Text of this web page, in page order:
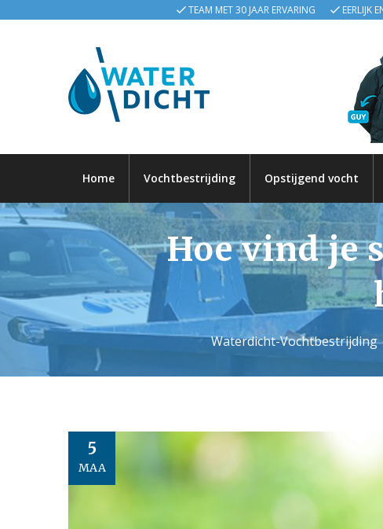
TEAM MET 30 JAAR ERVARING EERLIJK
Home Vochtbestrijding Opstijgend vocht
Hoe vind je
Waterdicht-Vochtbestrijding
5
MAA